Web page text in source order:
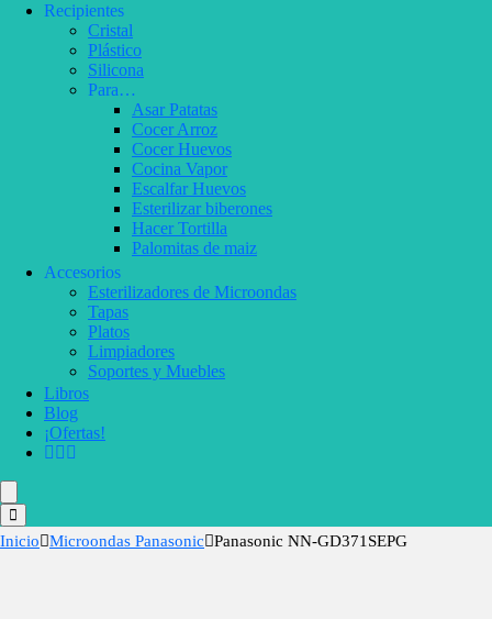
Recipientes
Cristal
Plástico
Silicona
Para…
Asar Patatas
Cocer Arroz
Cocer Huevos
Cocina Vapor
Escalfar Huevos
Esterilizar biberones
Hacer Tortilla
Palomitas de maiz
Accesorios
Esterilizadores de Microondas
Tapas
Platos
Limpiadores
Soportes y Muebles
Libros
Blog
¡Ofertas!
Inicio Microondas Panasonic Panasonic NN-GD371SEPG